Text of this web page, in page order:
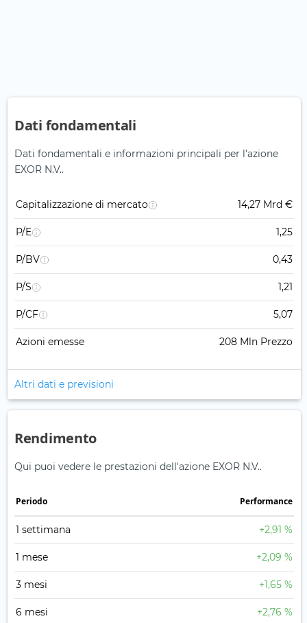
Dati fondamentali
Dati fondamentali e informazioni principali per l'azione
EXOR N.V..
Capitalizzazione di mercato 14,27 Mrd €
P/E 1,25
P/BV 0,43
P/S 1,21
P/CF 5,07
Azioni emesse 208 Mln Prezzo
Altri dati e previsioni
Rendimento
Qui puoi vedere le prestazioni dell'azione EXOR N.V..
Periodo Performance
1 settimana +2,91 %
1 mese +2,09 %
3 mesi +1,65 %
6 mesi +2,76 %